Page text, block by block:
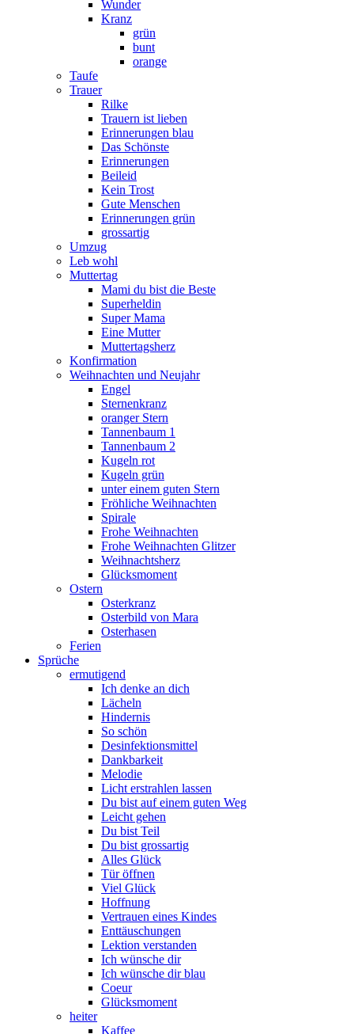
Wunder
Kranz
grün
bunt
orange
Taufe
Trauer
Rilke
Trauern ist lieben
Erinnerungen blau
Das Schönste
Erinnerungen
Beileid
Kein Trost
Gute Menschen
Erinnerungen grün
grossartig
Umzug
Leb wohl
Muttertag
Mami du bist die Beste
Superheldin
Super Mama
Eine Mutter
Muttertagsherz
Konfirmation
Weihnachten und Neujahr
Engel
Sternenkranz
oranger Stern
Tannenbaum 1
Tannenbaum 2
Kugeln rot
Kugeln grün
unter einem guten Stern
Fröhliche Weihnachten
Spirale
Frohe Weihnachten
Frohe Weihnachten Glitzer
Weihnachtsherz
Glücksmoment
Ostern
Osterkranz
Osterbild von Mara
Osterhasen
Ferien
Sprüche
ermutigend
Ich denke an dich
Lächeln
Hindernis
So schön
Desinfektionsmittel
Dankbarkeit
Melodie
Licht erstrahlen lassen
Du bist auf einem guten Weg
Leicht gehen
Du bist Teil
Du bist grossartig
Alles Glück
Tür öffnen
Viel Glück
Hoffnung
Vertrauen eines Kindes
Enttäuschungen
Lektion verstanden
Ich wünsche dir
Ich wünsche dir blau
Coeur
Glücksmoment
heiter
Kaffee